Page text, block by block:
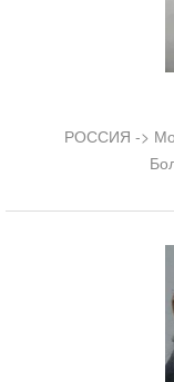
РОССИЯ ->